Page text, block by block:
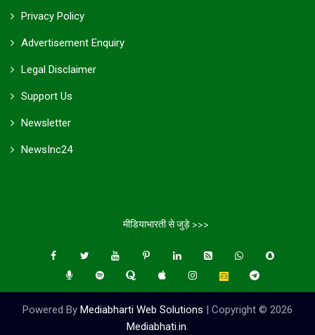
Privacy Policy
Advertisement Enquiry
Legal Disclaimer
Support Us
Newsletter
NewsInc24
मीडियाभारती से जुड़े >>>
Powered By Mediabharti Web Solutions | Copyright © 2026
Mediabhati.in.